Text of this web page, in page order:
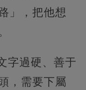
」，把他想
字過硬、善于
，需要下屬